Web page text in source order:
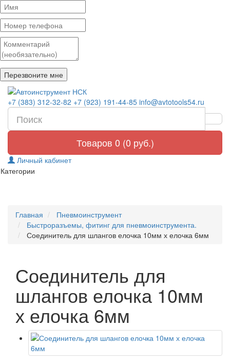
+7 (383) 312-32-82 +7 (923) 191-44-85 info@avtotools54.ru
Товаров 0 (0 руб.)
Личный кабинет
Категории
Главная
Пневмоинструмент
Быстроразъемы, фитинг для пневмоинструмента.
Соединитель для шлангов елочка 10мм х елочка 6мм
Соединитель для
шлангов елочка 10мм
х елочка 6мм